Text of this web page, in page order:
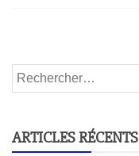
ARTICLES RÉCENTS